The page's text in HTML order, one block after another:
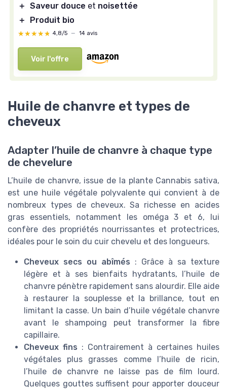
＋ Saveur douce et noisettée
＋
Produit bio
★★★★★
★★★★★ 4,8/5 — 14 avis
Voir l'offre
Huile de chanvre et types de
cheveux
Adapter l’huile de chanvre à chaque type
de chevelure
L’huile de chanvre, issue de la plante Cannabis sativa,
est une huile végétale polyvalente qui convient à de
nombreux types de cheveux. Sa richesse en acides
gras essentiels, notamment les oméga 3 et 6, lui
confère des propriétés nourrissantes et protectrices,
idéales pour le soin du cuir chevelu et des longueurs.
Cheveux secs ou abîmés : Grâce à sa texture
légère et à ses bienfaits hydratants, l’huile de
chanvre pénètre rapidement sans alourdir. Elle aide
à restaurer la souplesse et la brillance, tout en
limitant la casse. Un bain d’huile végétale chanvre
avant le shampoing peut transformer la fibre
capillaire.
Cheveux fins : Contrairement à certaines huiles
végétales plus grasses comme l’huile de ricin,
l’huile de chanvre ne laisse pas de film lourd.
Quelques gouttes suffisent pour apporter douceur